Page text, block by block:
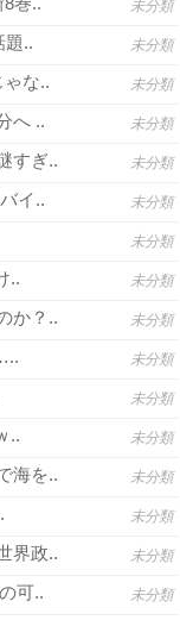
未分類
題.. 未分類
ゃな.. 未分類
へ .. 未分類
すぎ.. 未分類
イ.. 未分類
未分類
.. 未分類
か？.. 未分類
未分類
未分類
.. 未分類
海を.. 未分類
未分類
界政.. 未分類
可.. 未分類